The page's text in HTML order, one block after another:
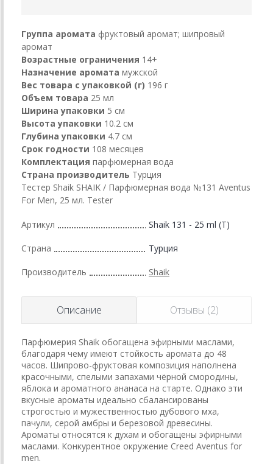
Группа аромата фруктовый аромат; шипровый
аромат
Возрастные ограничения 14+
Назначение аромата мужской
Вес товара с упаковкой (г) 196 г
Объем товара 25 мл
Ширина упаковки 5 см
Высота упаковки 10.2 см
Глубина упаковки 4.7 см
Срок годности 108 месяцев
Комплектация парфюмерная вода
Страна производитель Турция
Тестер Shaik SHAIK / Парфюмерная вода №131 Aventus
For Men, 25 мл. Tester
Артикул Shaik 131 - 25 ml (T)
Страна Турция
Производитель Shaik
Описание Отзывы (2)
Парфюмерия Shaik обогащена эфирными маслами,
благодаря чему имеют стойкость аромата до 48
часов. Шипрово-фруктовая композиция наполнена
красочными, спелыми запахами чёрной смородины,
яблока и ароматного ананаса на старте. Однако эти
вкусные ароматы идеально сбалансированы
строгостью и мужественностью дубового мха,
пачули, серой амбры и березовой древесины.
Ароматы относятся к духам и обогащены эфирными
маслами. Конкурентное окружение Creed Aventus for
men.